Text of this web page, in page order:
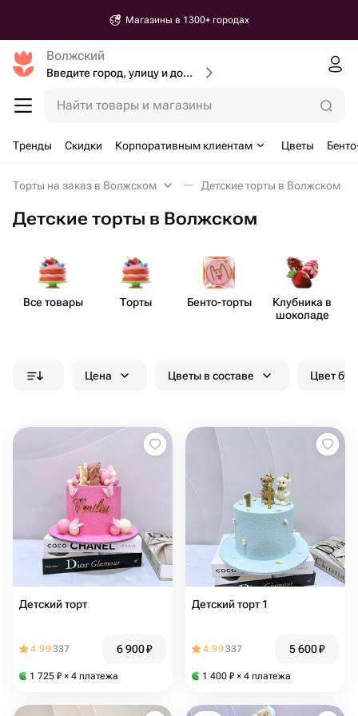
Магазины в 1300+ городах
Волжский
Введите город, улицу и дом доставки
Найти товары и магазины
Тренды Скидки Корпоративным клиентам Цветы
Торты на заказ в Волжском Детские торты в Волжском
Детские торты в Волжском
Все товары Торты Бенто​-торты
Клубника в
шоколаде
Цена Цветы в составе Цвет
Детский торт
4.99337 6 900₽
1 725 ₽ × 4 платежа
Детский торт 1
4.99337 5 600₽
1 400 ₽ × 4 платежа